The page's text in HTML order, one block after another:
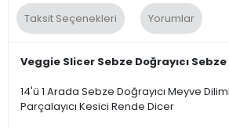
Taksit Seçenekleri Yorumlar
Veggie Slicer Sebze Doğrayıcı
14'ü 1 Arada Sebze Doğrayıcı Meyve
Parçalayıcı Kesici Rende Dicer